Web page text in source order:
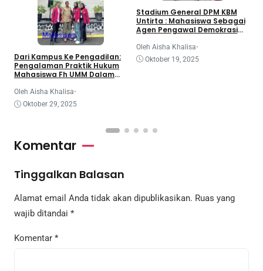
Mahasiswa
Dari Kampus Ke Pengadilan:
Pengalaman Praktik Hukum
Mahasiswa Fh UMM Dalam
Oleh Aisha Khalisa•
Oktober 29, 2025
Stadium General DPM KBM
Untirta : Mahasiswa Sebagai
Agen Pengawal Demokrasi
Nasional
Oleh Aisha Khalisa•
Oktober 19, 2025
Komentar
Tinggalkan Balasan
Alamat email Anda tidak akan dipublikasikan. Ruas yang
wajib ditandai *
Komentar *